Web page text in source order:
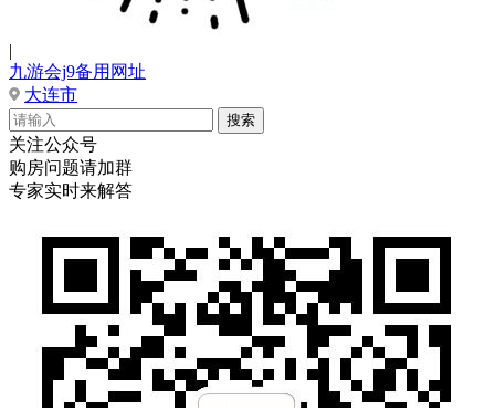
|
九游会j9备用网址
大连市
关注公众号
购房问题请加群
专家实时来解答